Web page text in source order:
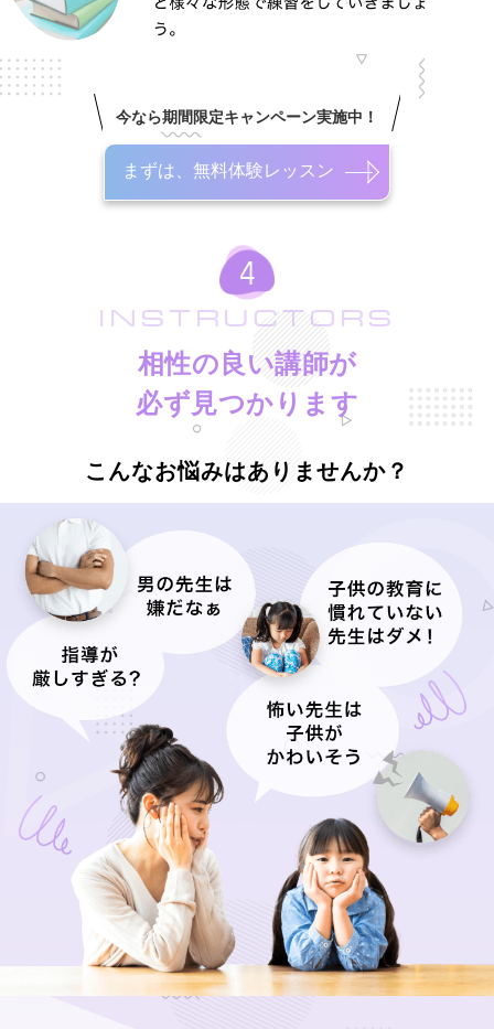
今なら期間限定キャンペーン実施中！
まずは、無料体験レッスン
INSTRUCTORS
相性の良い講師が
必ず見つかります
こんなお悩みはありませんか？